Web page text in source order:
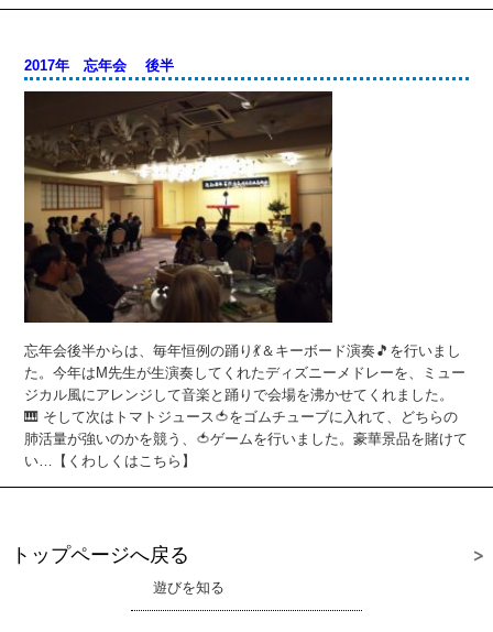
2017年 忘年会 後半
忘年会後半からは、毎年恒例の踊り💃＆キーボード演奏🎵を行いまし
た。今年はM先生が生演奏してくれたディズニーメドレーを、ミュー
ジカル風にアレンジして音楽と踊りで会場を沸かせてくれました。
🎹 そして次はトマトジュース🍅をゴムチューブに入れて、どちらの
肺活量が強いのかを競う、🍅ゲームを行いました。豪華景品を賭けて
い…【くわしくはこちら】
トップページへ戻る
遊びを知る